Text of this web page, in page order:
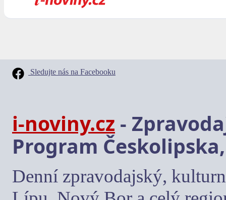
Sledujte nás na Facebooku
i-noviny.cz -
Program
Denní zpravodajský,